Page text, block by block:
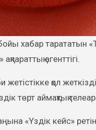
агенттігі.
жетістікке қол
төрт аймақтық
«Үздік кейс»